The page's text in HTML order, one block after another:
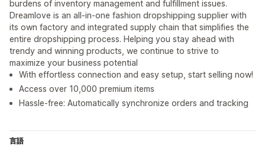
burdens of inventory management and fulfillment issues.
Dreamlove is an all-in-one fashion dropshipping supplier with
its own factory and integrated supply chain that simplifies the
entire dropshipping process. Helping you stay ahead with
trendy and winning products, we continue to strive to
maximize your business potential
With effortless connection and easy setup, start selling now!
Access over 10,000 premium items
Hassle-free: Automatically synchronize orders and tracking
言語